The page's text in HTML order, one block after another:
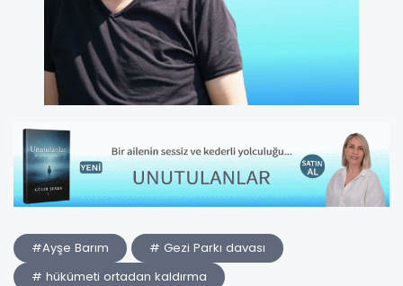
#Ayşe Barım
# Gezi Parkı davası
# hükümeti ortadan kaldırma